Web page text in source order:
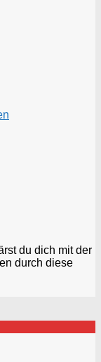
du dich mit der
durch diese